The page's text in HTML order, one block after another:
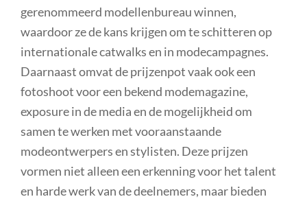
gerenommeerd modellenbureau winnen,
waardoor ze de kans krijgen om te schitteren op
internationale catwalks en in modecampagnes.
Daarnaast omvat de prijzenpot vaak ook een
fotoshoot voor een bekend modemagazine,
exposure in de media en de mogelijkheid om
samen te werken met vooraanstaande
modeontwerpers en stylisten. Deze prijzen
vormen niet alleen een erkenning voor het talent
en harde werk van de deelnemers, maar bieden